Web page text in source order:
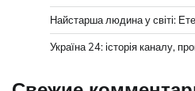
Найстарша людина у світі:
Україна 24: історія каналу,